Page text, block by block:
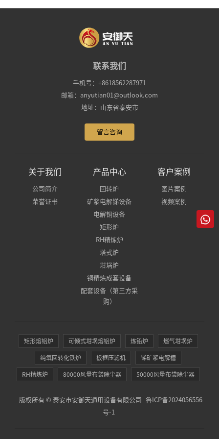
联系我们
手机号：+8618562287971
邮箱：anyutian01@outlook.com
地址：山东省泰安市
留言咨询
关于我们
公司简介
荣誉证书
产品中心
回转炉
矿浆电解锑设备
电解铜设备
矩形炉
RH精炼炉
塔式炉
坩埚炉
铜精炼成套设备
配套设备（第三方采
购）
客户案例
图片案例
视频案例
矩形熔铝炉 可倾式坩埚熔铝炉 炼铅炉 燃气坩埚炉
纯氧回转化铁炉 板框压滤机 锑矿浆电解槽
RH精炼炉 80000风量布袋除尘器 50000风量布袋除尘器
版权所有 © 泰安市安御天通用设备有限公司
鲁ICP备2024056556
号-1